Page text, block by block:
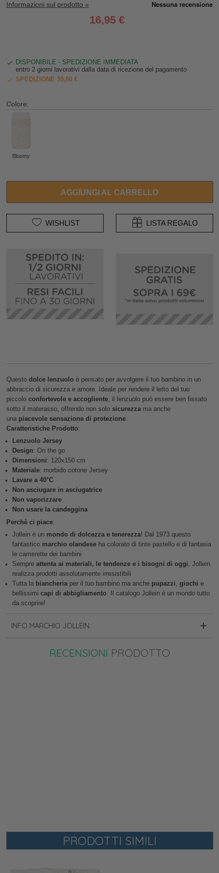
Informazioni sul prodotto »
16,95 €
DISPONIBILE - SPEDIZIONE IMMEDIATA
entro 2 giorni lavorativi dalla data di ricezione del pagamento
SPEDIZIONE 39,80 €
Colore:
Bloomy
AGGIUNGI AL CARRELLO
WISHLIST LISTA REGALO
Questo dolce lenzuoloè pensato per avvolgere il tuo bambino in un
abbraccio di sicurezza e amore. Ideale per rendere il letto del tuo
piccolo confortevole e accogliente, il lenzuolo può essere ben fissato
sotto il materasso, offrendo non solo sicurezzama anche
una piacevole sensazione di protezione.
Caratteristiche Prodotto:
Lenzuolo Jersey
Design: On the go
Dimensioni: 120x150 cm
Materiale: morbido cotone Jersey
Lavare a 40°C
Non asciugare in asciugatrice
Non vaporizzare
Non usare la candeggina
Perchè ci piace:
Jollein è un mondo di dolcezza e tenerezza! Dal 1973 questo
fantastico marchio olandeseha colorato di tinte pastello e di fantasia
le camerette dei bambini
Sempre attenta ai materiali, le tendenze e i bisogni di oggi, Jollein
realizza prodotti assolutamente irresistibili
Tutta la biancheriaper il tuo bambino ma anche pupazzi, giochi e
bellissimi capi di abbigliamento. Il catalogo Jollein è un mondo tutto
da scoprire!
INFO MARCHIO JOLLEIN
RECENSIONI PRODOTTO
PRODOTTI SIMILI